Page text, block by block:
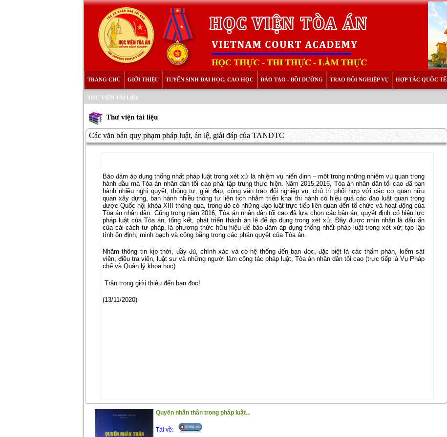
TRANG CHỦ GIỚI THIỆU TUYỂN SINH ĐẠI HỌC, CAO HỌC ĐÀO TẠO - BỒI DƯỠNG TRAO ĐỔI NGHIỆP VỤ HỢP TÁC QUỐC TẾ
THƯ VIỆN TÀI LIỆU
Thư viện tài liệu
Các văn bản quy phạm pháp luật, án lệ, giải đáp của TANDTC
Bảo đảm áp dụng thống nhất pháp luật trong xét xử là nhiệm vụ hiến định – một trong những nhiệm vụ quan trọng
hành đầu mà Tòa án nhân dân tối cao phải tập trung thực hiện. Năm 2015,2016, Tòa án nhân dân tối cao đã ban
hành nhiều nghị quyết, thông tư, giải đáp, công văn trao đổi nghiệp vụ; chủ trì phối hợp với các cơ quan hữu
quan xây dựng, ban hành nhiều thông tư liên tịch nhằm triển khai thi hành có hiệu quả các đạo luật quan trọng
được Quốc hội khóa XIII thông qua, trong đó có những đạo luật trực tiếp liên quan đến tổ chức và hoạt động của
Tòa án nhân dân. Cũng trong năm 2016, Tòa án nhân dân tối cao đã lựa chọn các bản án, quyết định có hiệu lực
pháp luật của Tòa án, tổng kết, phát triển thành án lệ để áp dụng trong xét xử. Đây được nhìn nhận là dấu ấn
của cải cách tư pháp, là phương thức hữu hiệu để bảo đảm áp dụng thống nhất pháp luật trong xét xử; tạo lập
tính ổn định, minh bạch và công bằng trong các phán quyết của Tòa án.
Nhằm thông tin kịp thời, đầy đủ, chính xác và có hệ thống đến bạn đọc, đặc biệt là các thẩm phán, kiểm sát
viên, điều tra viên, luật sư và những người làm công tác pháp luật, Tòa án nhân dân tối cao (trực tiếp là Vụ Pháp
chế và Quản lý khoa học)
Trân trọng giới thiệu đến bạn đọc!
(13/11/2020)
Quyền nhân thân trong pháp luật...
Tải về: